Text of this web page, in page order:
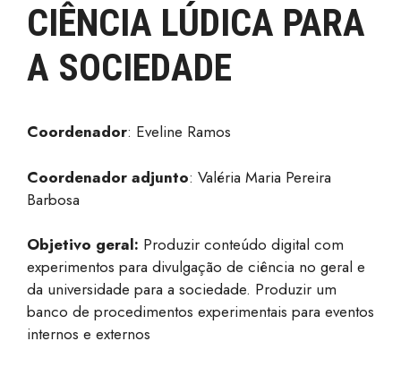
Canais
CIÊNCIA LÚDICA PARA
A SOCIEDADE
Coordenador: Eveline Ramos
Coordenador adjunto: Valéria Maria Pereira
Barbosa
Objetivo geral: Produzir conteúdo digital com
experimentos para divulgação de ciência no geral e
da universidade para a sociedade. Produzir um
banco de procedimentos experimentais para eventos
internos e externos